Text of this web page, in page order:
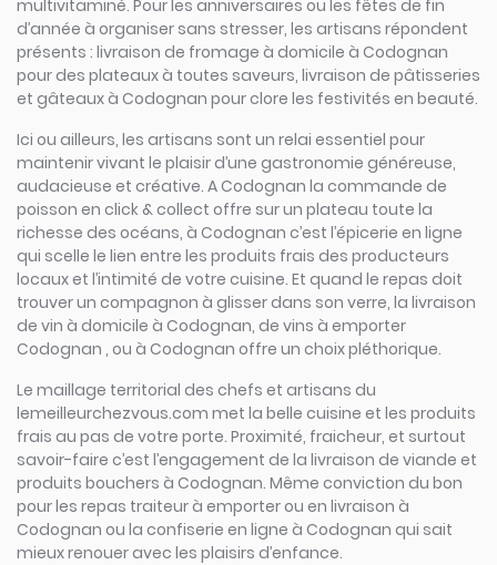
multivitaminé. Pour les anniversaires ou les fêtes de fin
d’année à organiser sans stresser, les artisans répondent
présents : livraison de fromage à domicile à Codognan
pour des plateaux à toutes saveurs, livraison de pâtisseries
et gâteaux à Codognan pour clore les festivités en beauté.
Ici ou ailleurs, les artisans sont un relai essentiel pour
maintenir vivant le plaisir d’une gastronomie généreuse,
audacieuse et créative. A Codognan la commande de
poisson en click & collect offre sur un plateau toute la
richesse des océans, à Codognan c’est l’épicerie en ligne
qui scelle le lien entre les produits frais des producteurs
locaux et l’intimité de votre cuisine. Et quand le repas doit
trouver un compagnon à glisser dans son verre, la livraison
de vin à domicile à Codognan, de vins à emporter
Codognan , ou à Codognan offre un choix pléthorique.
Le maillage territorial des chefs et artisans du
lemeilleurchezvous.com met la belle cuisine et les produits
frais au pas de votre porte. Proximité, fraicheur, et surtout
savoir-faire c’est l’engagement de la livraison de viande et
produits bouchers à Codognan. Même conviction du bon
pour les repas traiteur à emporter ou en livraison à
Codognan ou la confiserie en ligne à Codognan qui sait
mieux renouer avec les plaisirs d’enfance.